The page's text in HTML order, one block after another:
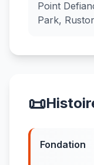
Point
Park,
📜
Fondation